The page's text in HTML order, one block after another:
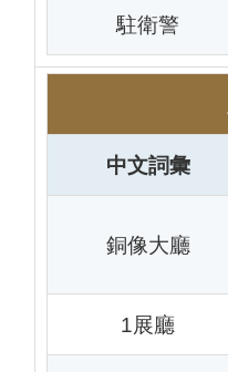
駐衛警
中文詞彙
銅像大廳
1展廳